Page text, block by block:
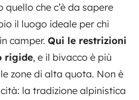
che c’è da sapere
il luogo ideale per chi
camper. Qui le restrizioni
rigide, e il bivacco è più
zone di alta quota. Non è
la tradizione alpinistica